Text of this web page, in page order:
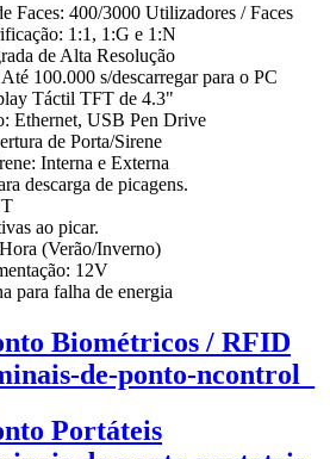
Faces: 400/3000 Utilizadores / Faces
1:1, 1:G e 1:N
de Alta Resolução
100.000 s/descarregar para o PC
Táctil TFT de 4.3"
Ethernet, USB Pen Drive
de Porta/Sirene
Interna e Externa
descarga de picagens.
ao picar.
(Verão/Inverno)
12V
para falha de energia
Biométricos / RFID
Portáteis